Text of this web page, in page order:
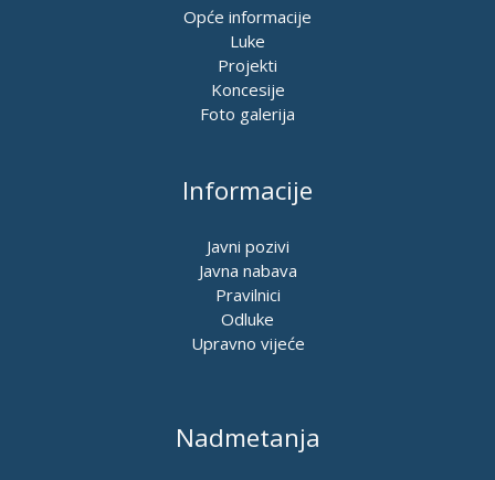
Opće informacije
Luke
Projekti
Koncesije
Foto galerija
Informacije
Javni pozivi
Javna nabava
Pravilnici
Odluke
Upravno vijeće
Nadmetanja